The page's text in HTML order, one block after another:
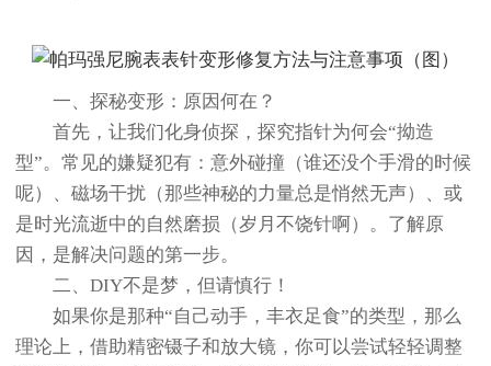
一、探秘变形：原因何在？
首先，让我们化身侦探，探究指针为何会“拗造
型”。常见的嫌疑犯有：意外碰撞（谁还没个手滑的时候
呢）、磁场干扰（那些神秘的力量总是悄然无声）、或
是时光流逝中的自然磨损（岁月不饶针啊）。了解原
因，是解决问题的第一步。
二、DIY不是梦，但请慎行！
如果你是那种“自己动手，丰衣足食”的类型，那么
理论上，借助精密镊子和放大镜，你可以尝试轻轻调整